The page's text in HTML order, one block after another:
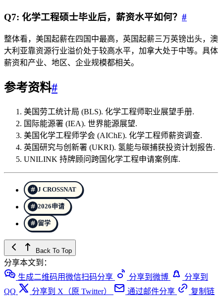
Q7: 化学工程硕士毕业后，薪资水平如何？ #
整体看，美国起薪在四国中最高，英国起薪三万英镑出头，澳
大利亚靠资源行业溢价处于较高水平，加拿大处于中等。具体
薪资和产业、地区、企业规模都相关。
参考资料#
美国劳工统计局 (BLS). 化学工程师职业展望手册.
国际能源署 (IEA). 世界能源展望.
美国化学工程师学会 (AIChE). 化学工程师薪资调查.
英国研究与创新署 (UKRI). 氢能与碳捕获投资计划报告.
UNILINK 持牌顾问跨国化学工程申请案例库.
J CROSSNAT
2026申请
留学
Back To Top
分享本文到：
生成二维码用微信扫码分享
分享到微博
分享到
QQ
分享到 X（原 Twitter） 通过邮件分享
复制链